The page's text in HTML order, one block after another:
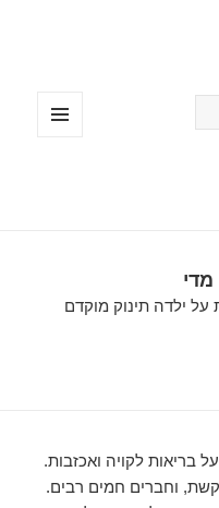
על ילדה תינוק מוקדם
בריאות לקויה ואכזבות.
וחברים חמים רבים.